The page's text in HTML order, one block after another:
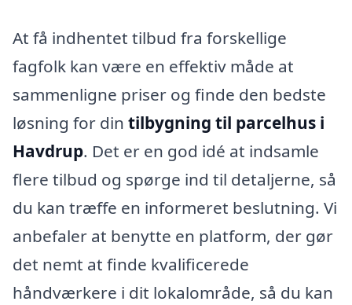
At få indhentet tilbud fra forskellige
fagfolk kan være en effektiv måde at
sammenligne priser og finde den bedste
løsning for din tilbygning til parcelhus i
Havdrup. Det er en god idé at indsamle
flere tilbud og spørge ind til detaljerne, så
du kan træffe en informeret beslutning. Vi
anbefaler at benytte en platform, der gør
det nemt at finde kvalificerede
håndværkere i dit lokalområde, så du kan